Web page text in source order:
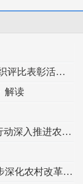
民政部 中央社会工作部关于印发《社会组织评比表彰活动管理办法》的通知
解读
农业农村部关于开展“精准用药提质增效”行动深入推进农药科学安全使用工作的指导意见
农业农村部落实中共中央国务院关于进一步深化农村改革扎实推进乡村全面振兴 工作部署的实施意见